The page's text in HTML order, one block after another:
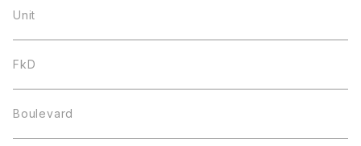
Unit
FkD
Boulevard